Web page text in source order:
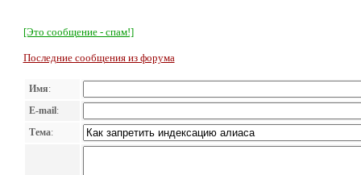
[Это сообщение - спам!]
Последние сообщения из форума
Имя:
E-mail:
Тема: